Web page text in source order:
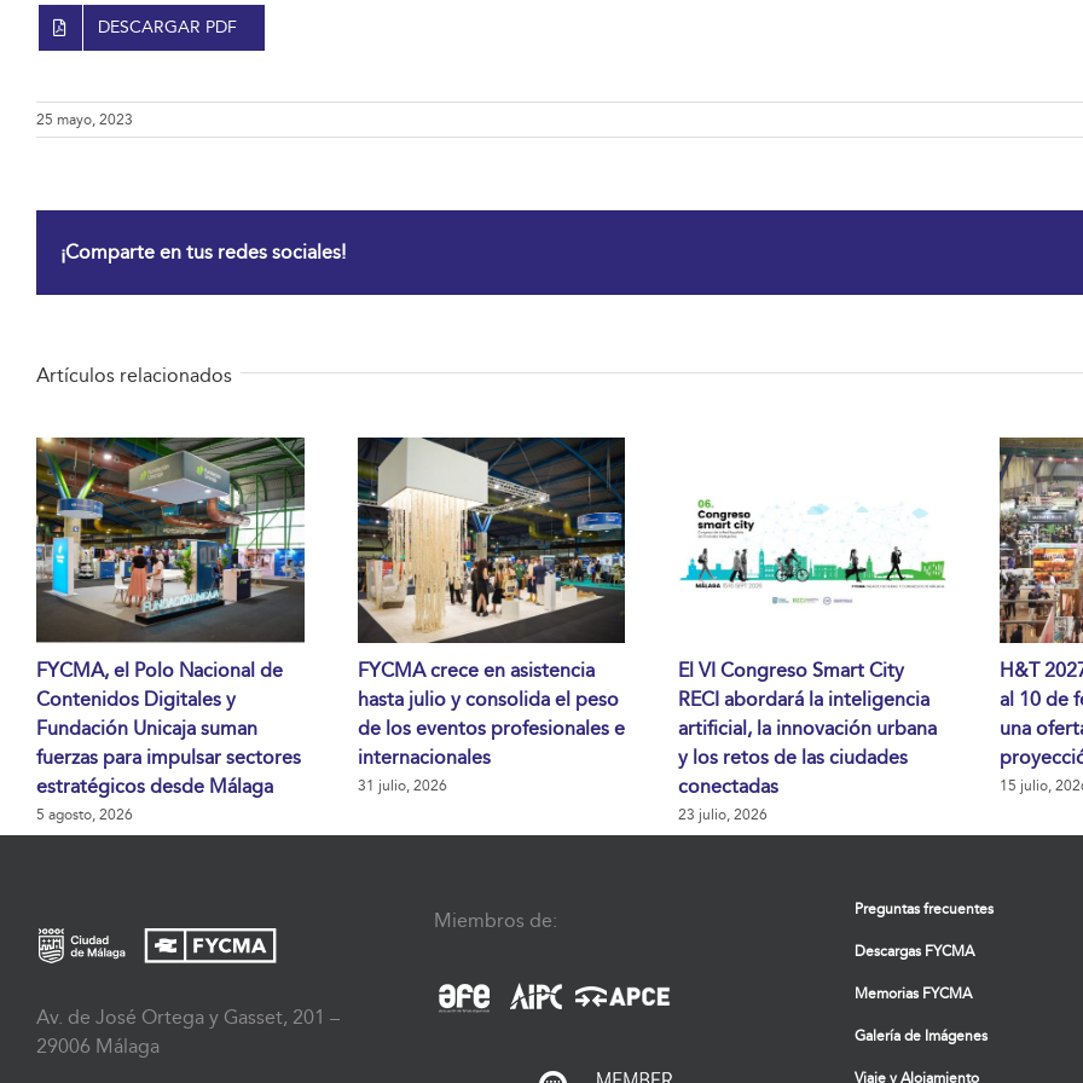
DESCARGAR PDF
25 mayo, 2023
¡Comparte en tus redes sociales!
Artículos relacionados
FYCMA, el Polo Nacional de
Contenidos Digitales y
Fundación Unicaja suman
fuerzas para impulsar sectores
estratégicos desde Málaga
5 agosto, 2026
FYCMA crece en asistencia
hasta julio y consolida el peso
de los eventos profesionales e
internacionales
31 julio, 2026
El VI Congreso Smart City
RECI abordará la inteligencia
artificial, la innovación urbana
y los retos de las ciudades
conectadas
23 julio, 2026
H&T
al 10 de
una
15 julio,
Av. de José Ortega y Gasset, 201 –
29006 Málaga
Miembros de: Preguntas frecuentes
Descargas FYCMA
Memorias FYCMA
Galería de Imágenes
Viaje y Alojamiento